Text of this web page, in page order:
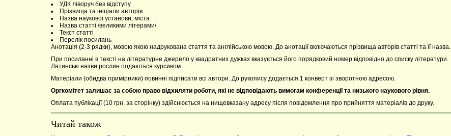
УДК ліворуч без відступу
Прізвища та ініціали авторів
Назва наукової установи, міста
Назва статті /великими літерами/
Текст статті
Перелік посилань
Анотація (2-3 рядки), мовою якою надрукована стаття та англійською мовою. До анотації включаються прізвища авторів статті та її назва.
При посиланні в тексті на літературне джерело у квадратних дужках вказується його порядковий номер відповідно до списку літератури.
Латинські назви рослин подаються курсивом.
Матеріали (обидва примірники) повинні підписати всі автори. До рукопису додається 1 конверт зі зворотною адресою.
Оргкомітет залишає за собою право відхиляти роботи, які не відповідають вимогам конференції та низького наукового рівня.
Оплата публікації (10 грн. за сторінку) здійснюється на нищевказану адресу після повідомлення про прийняття матеріалів до друку.
Читай також